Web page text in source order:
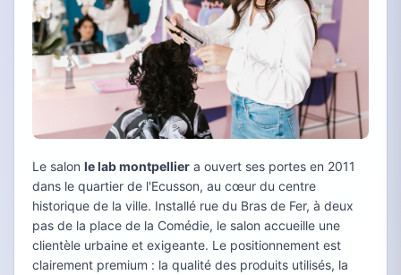
Le salon le lab montpellier a ouvert ses portes en 2011
dans le quartier de l'Ecusson, au cœur du centre
historique de la ville. Installé rue du Bras de Fer, à deux
pas de la place de la Comédie, le salon accueille une
clientèle urbaine et exigeante. Le positionnement est
clairement premium : la qualité des produits utilisés, la